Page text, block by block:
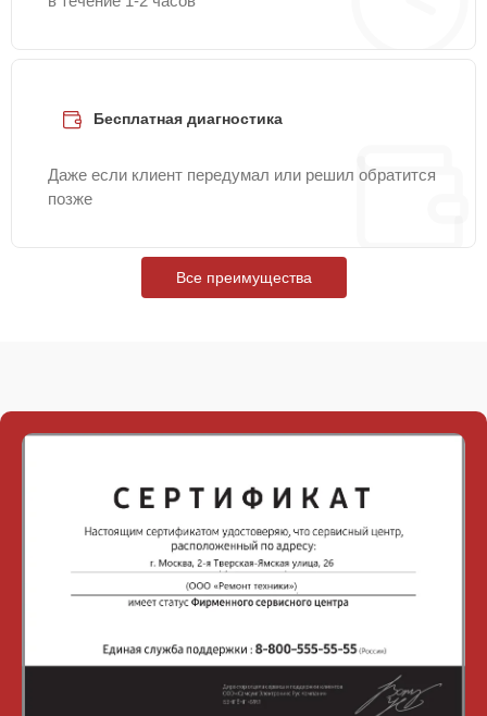
Бесплатная диагностика
Даже если клиент передумал или решил обратится
позже
Все преимущества